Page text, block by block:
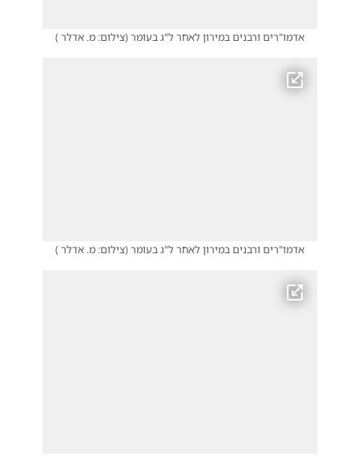
אדמו"רים ורבנים במירון לאחר ל"ג בעומר(צילום: מ. אדלר )
אדמו"רים ורבנים במירון לאחר ל"ג בעומר(צילום: מ. אדלר )